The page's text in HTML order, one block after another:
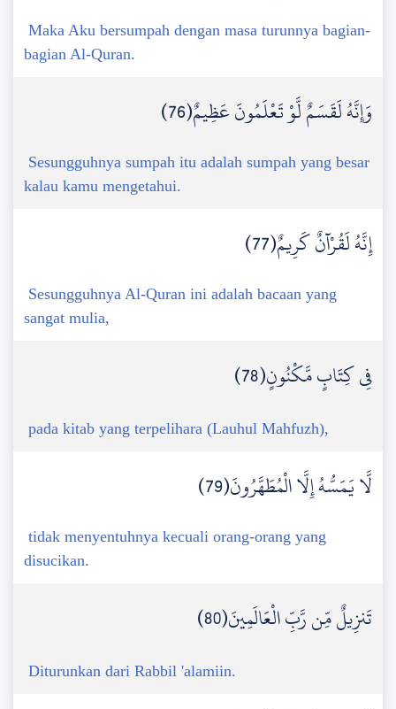
Maka Aku bersumpah dengan masa turunnya bagian-
bagian Al-Quran.
وَإِنَّهُ لَقَسَمٌ لَّوْ تَعْلَمُونَ عَظِيمٌ(76)
Sesungguhnya sumpah itu adalah sumpah yang besar
kalau kamu mengetahui.
إِنَّهُ لَقُرْآنٌ كَرِيمٌ(77)
Sesungguhnya Al-Quran ini adalah bacaan yang
sangat mulia,
فِي كِتَابٍ مَّكْنُونٍ(78)
pada kitab yang terpelihara (Lauhul Mahfuzh),
لَّا يَمَسُّهُ إِلَّا الْمُطَهَّرُونَ(79)
tidak menyentuhnya kecuali orang-orang yang
disucikan.
تَنزِيلٌ مِّن رَّبِّ الْعَالَمِينَ(80)
Diturunkan dari Rabbil 'alamiin.